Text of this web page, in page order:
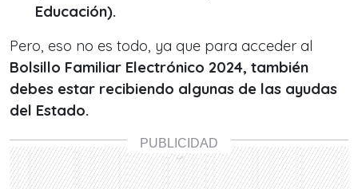
Educación).
Pero, eso no es todo, ya que para acceder al
Bolsillo Familiar Electrónico 2024, también
debes estar recibiendo algunas de las ayudas
del Estado.